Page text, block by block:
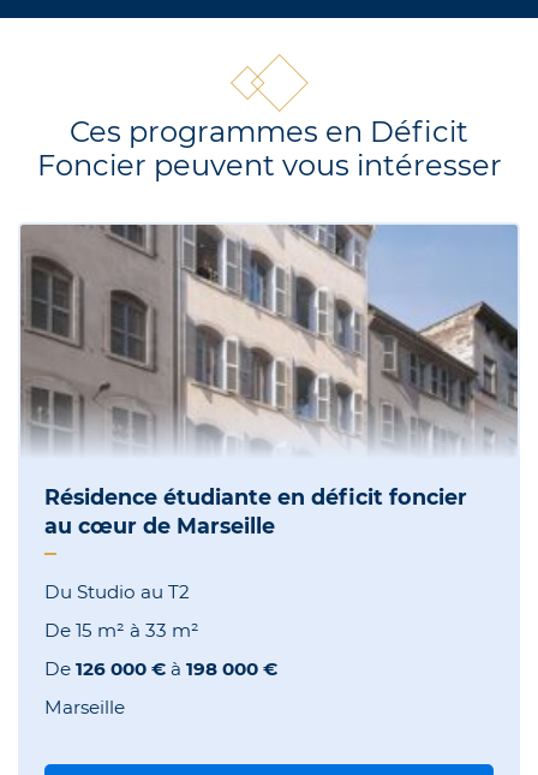
Ces programmes en Déficit
Foncier peuvent vous intéresser
Résidence étudiante en déficit foncier
au cœur de Marseille
Du Studio au T2
De 15 m² à 33 m²
De 126 000 € à 198 000 €
Marseille